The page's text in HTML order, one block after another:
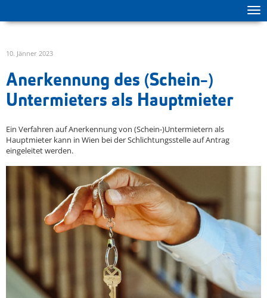
10. Jänner 2023
Anerkennung des (Schein-)
Untermieters als Hauptmieter
Ein Verfahren auf Anerkennung von (Schein-)Untermietern als
Hauptmieter kann in Wien bei der Schlichtungsstelle auf Antrag
eingeleitet werden.